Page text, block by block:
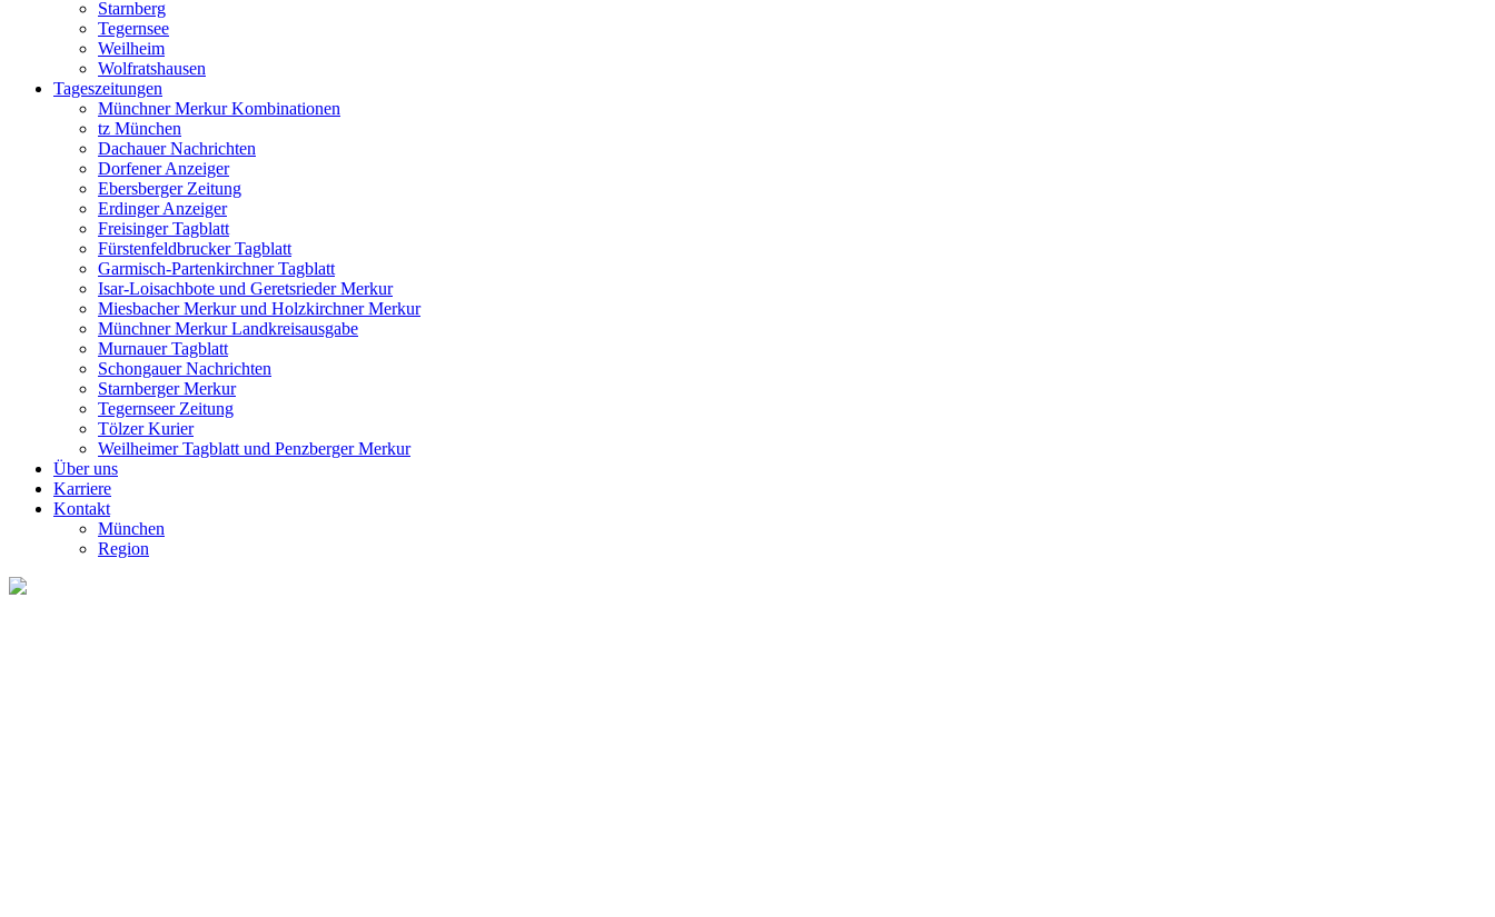
Starnberg
Tegernsee
Weilheim
Wolfratshausen
Tageszeitungen
Münchner Merkur Kombinationen
tz München
Dachauer Nachrichten
Dorfener Anzeiger
Ebersberger Zeitung
Erdinger Anzeiger
Freisinger Tagblatt
Fürstenfeldbrucker Tagblatt
Garmisch-Partenkirchner Tagblatt
Isar-Loisachbote und Geretsrieder Merkur
Miesbacher Merkur und Holzkirchner Merkur
Münchner Merkur Landkreisausgabe
Murnauer Tagblatt
Schongauer Nachrichten
Starnberger Merkur
Tegernseer Zeitung
Tölzer Kurier
Weilheimer Tagblatt und Penzberger Merkur
Über uns
Karriere
Kontakt
München
Region